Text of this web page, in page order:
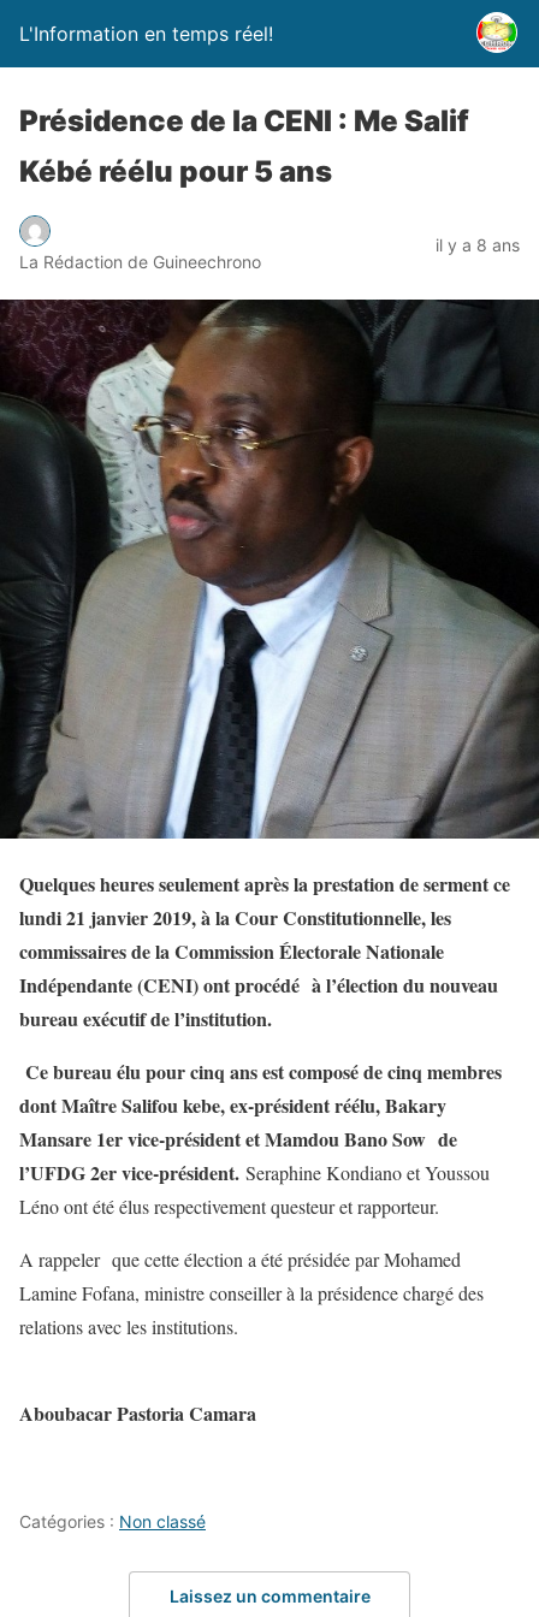
L'Information en temps réel!
Présidence de la CENI : Me Salif
Kébé réélu pour 5 ans
La Rédaction de Guineechrono
il y a 8 ans
Quelques heures seulement après la prestation de serment ce
lundi 21 janvier 2019, à la Cour Constitutionnelle, les
commissaires de la Commission Électorale Nationale
Indépendante (CENI) ont procédé à l’élection du nouveau
bureau exécutif de l’institution.
Ce bureau élu pour cinq ans est composé de cinq membres
dont Maître Salifou kebe, ex-président réélu, Bakary
Mansare 1er vice-président et Mamdou Bano Sow de
l’UFDG 2er vice-président. Seraphine Kondiano et Youssou
Léno ont été élus respectivement questeur et rapporteur.
A rappeler que cette élection a été présidée par Mohamed
Lamine Fofana, ministre conseiller à la présidence chargé des
relations avec les institutions.
Aboubacar Pastoria Camara
Catégories : Non classé
Laissez un commentaire